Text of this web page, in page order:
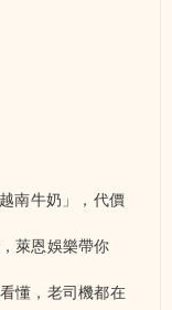
南牛奶」，代價
萊恩娛樂帶你
懂，老司機都在